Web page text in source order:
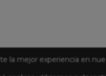
la mejor experiencia en